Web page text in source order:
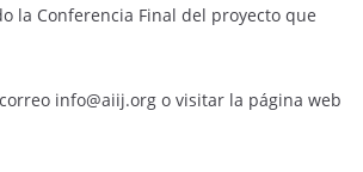
la Conferencia Final del proyecto que
info@aiij.org o visitar la página web